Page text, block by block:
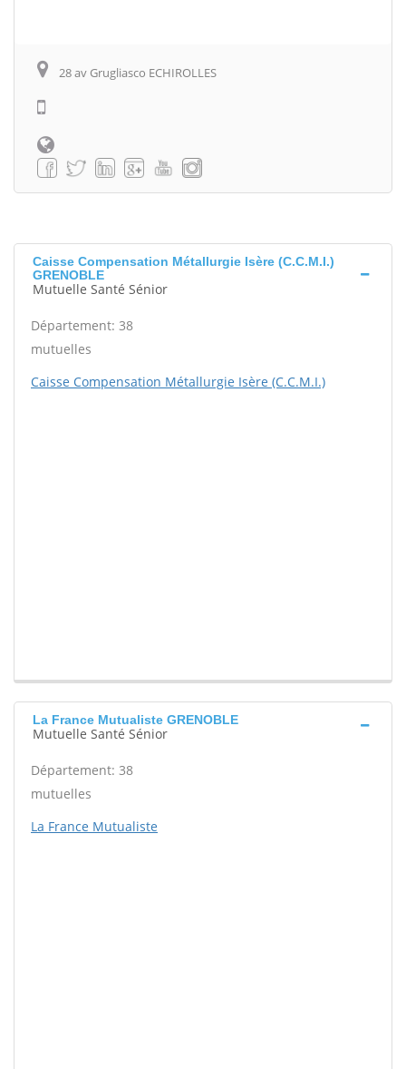
28 av Grugliasco ECHIROLLES
Caisse Compensation Métallurgie Isère (C.C.M.I.)
GRENOBLE
Mutuelle Santé Sénior
Département: 38
mutuelles
Caisse Compensation Métallurgie Isère (C.C.M.I.)
La France Mutualiste GRENOBLE
Mutuelle Santé Sénior
Département: 38
mutuelles
La France Mutualiste